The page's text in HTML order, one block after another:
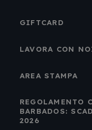
GIFTCARD
LAVORA CON
AREA STAMPA
REGOLAMENTO
BARBADOS:
2026